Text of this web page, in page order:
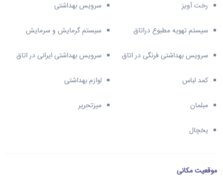
رخت آویز سرویس بهداشتی
سیستم تهویه مطبوع دراتاق سیستم گرمایش و سرمایش
سرویس بهداشتی فرنگی در اتاق سرویس بهداشتی ایرانی در اتاق
کمد لباس لوازم بهداشتی
مبلمان میزتحریر
یخچال
موقعیت مکانی